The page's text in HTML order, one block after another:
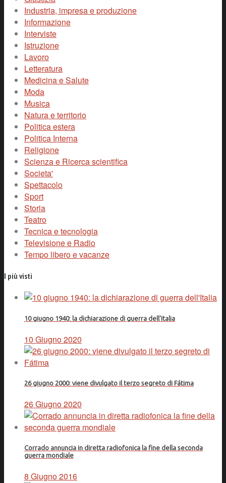
Industria, impresa e produzione
Informazione
Interviste
Istruzione
Lavoro
Letteratura
Medicina e Salute
Moda
Musica
Natura e territorio
Politica estera
Politica Interna
Religione
Scienza e Ricerca scientifica
Societa'
Spettacolo
Sport
Storia
Teatro
Tecnica e tecnologia
Televisione e Radio
Tempo libero e vacanze
I più visti
10 giugno 1940: la dichiarazione di guerra dell'Italia
10 Giugno 2020
26 giugno 2000: viene divulgato il terzo segreto di Fátima
26 Giugno 2020
Corrado annuncia in diretta radiofonica la fine della seconda
guerra mondiale
8 Giugno 2016